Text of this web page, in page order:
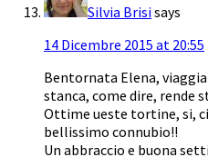
Silvia Brisisays
14 Dicembre 2015 at 20:55
Bentornata Elena,
stanca, come dire, rende
Ottime ueste tortine, si,
bellissimo connubio!!
Un abbraccio e buona